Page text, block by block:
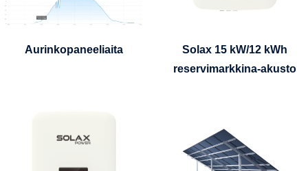
Aurinkopaneeliaita
Solax 15 kW/12 kWh
reservimarkkina-akusto